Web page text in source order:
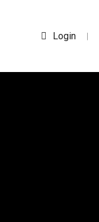
Login |